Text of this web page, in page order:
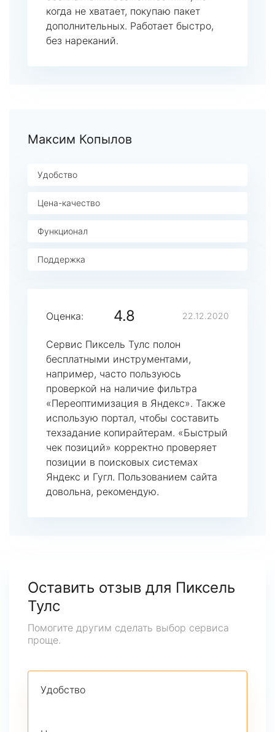
когда не хватает, покупаю пакет
дополнительных. Работает быстро,
без нареканий.
Максим Копылов
Удобство
Цена-качество
Функционал
Поддержка
Оценка: 4.8 22.12.2020
Сервис Пиксель Тулс полон
бесплатными инструментами,
например, часто пользуюсь
проверкой на наличие фильтра
«Переоптимизация в Яндекс». Также
использую портал, чтобы составить
техзадание копирайтерам. «Быстрый
чек позиций» корректно проверяет
позиции в поисковых системах
Яндекс и Гугл. Пользованием сайта
довольна, рекомендую.
Оставить отзыв для Пиксель
Тулс
Помогите другим сделать выбор сервиса
проще.
Удобство